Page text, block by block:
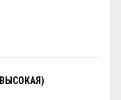
(ВЫСОКАЯ)